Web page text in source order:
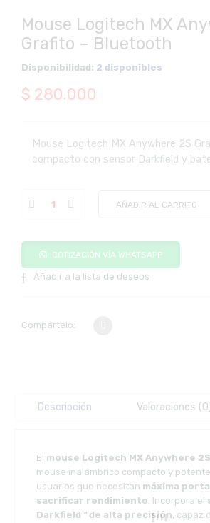
Mouse Logitech MX
Grafito – Bluetooth
Disponibilidad: 2 disponibles
$ 280.000
Mouse Logitech MX Anywhere 2S
compacto con sensor Darkfield y
AÑADIR AL CARRITO
COTIZACIÓN VÍA WHATSAPP
Añadir a la lista de deseos
Compártelo:
Descripción Valoraciones
El mouse Logitech MX Anywhere
mouse inalámbrico compacto y
usuarios que necesitan máxima
sacrificar rendimiento. Incorpora el
Darkfield™ de alta precisión, capaz